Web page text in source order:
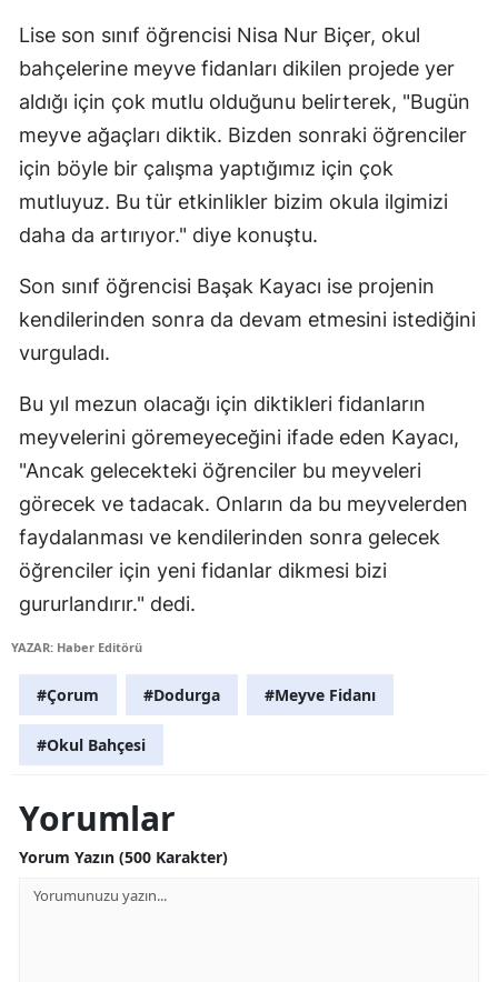
Aksaray
Bayburt
Karaman
Kırıkkale
Şırnak
Iğdır
Yalova
Karabük
Kilis
Lise son sınıf öğrencisi Nisa Nur Biçer, okul
bahçelerine meyve fidanları dikilen projede yer
aldığı için çok mutlu olduğunu belirterek, "Bugün
meyve ağaçları diktik. Bizden sonraki öğrenciler
için böyle bir çalışma yaptığımız için çok
mutluyuz. Bu tür etkinlikler bizim okula ilgimizi
daha da artırıyor." diye konuştu.
Son sınıf öğrencisi Başak Kayacı ise projenin
kendilerinden sonra da devam etmesini istediğini
vurguladı.
Bu yıl mezun olacağı için diktikleri fidanların
meyvelerini göremeyeceğini ifade eden Kayacı,
"Ancak gelecekteki öğrenciler bu meyveleri
görecek ve tadacak. Onların da bu meyvelerden
faydalanması ve kendilerinden sonra gelecek
öğrenciler için yeni fidanlar dikmesi bizi
gururlandırır." dedi.
YAZAR: Haber Editörü
#Çorum #Dodurga #Meyve Fidanı
#Okul Bahçesi
Yorumlar
Yorum Yazın (500 Karakter)